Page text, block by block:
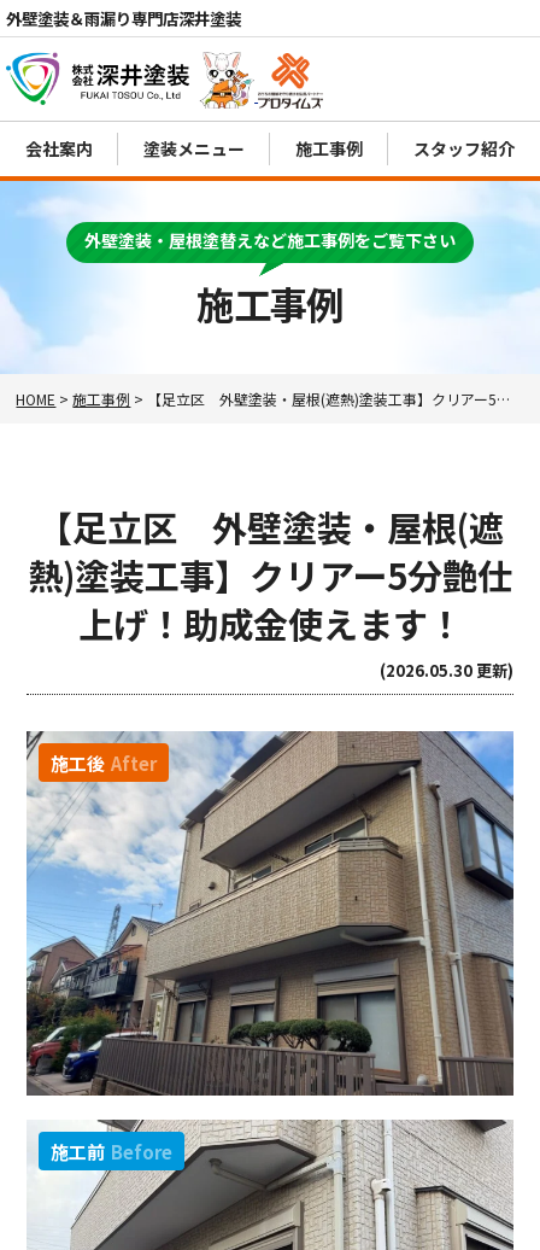
外壁塗装＆雨漏り専門店深井塗装
電話
会社案内 塗装メニュー 施工事例 スタッフ紹介
施工事例
外壁塗装・屋根塗替えなど施工事例をご覧下さい
HOME >施工事例 > 【足立区 外壁塗装・屋根(遮熱)塗装工事】クリアー5分艶仕上げ！助成金使えます！
【足立区 外壁塗装・屋根(遮
熱)塗装工事】クリアー5分艶仕
上げ！助成金使えます！
(2026.05.30 更新)
施工後 After
施工前 Before